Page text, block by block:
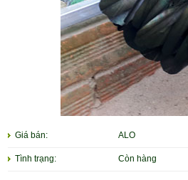
Giá bán: ALO
Tình trạng: Còn hàng